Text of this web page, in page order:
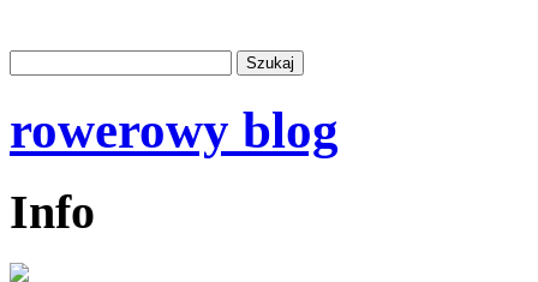
rowerowy blog
Info